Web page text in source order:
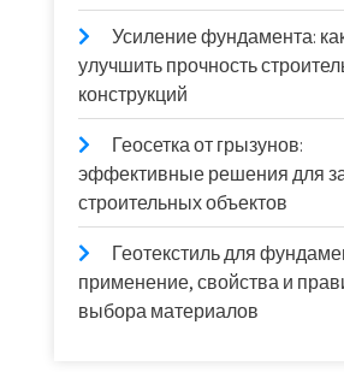
Усиление фундамента:
улучшить прочность
конструкций
Геосетка от грызунов:
эффективные решения для
строительных объектов
Геотекстиль для
применение, свойства и
выбора материалов